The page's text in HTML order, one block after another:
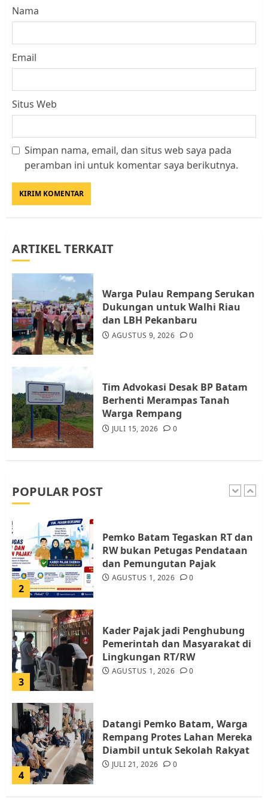
Nama
Email
Situs Web
Simpan nama, email, dan situs web saya pada
peramban ini untuk komentar saya berikutnya.
ARTIKEL TERKAIT
Warga Pulau Rempang Serukan
Dukungan untuk Walhi Riau
dan LBH Pekanbaru
AGUSTUS 9, 2026 0
Tim Advokasi Desak BP Batam
Berhenti Merampas Tanah
Warga Rempang
JULI 15, 2026 0
POPULAR POST
Kader Pajak jadi Penghubung
4
Datangi Pemko Batam, Warga
JULI 21, 2026 0
5
Resahkan Warga
JULI 17, 2026 0
1
2
Pemko Batam Tegaskan RT dan
RW bukan Petugas Pendataan
dan Pemungutan Pajak
AGUSTUS 1, 2026 0
3
Kader Pajak jadi Penghubung
Pemerintah dan Masyarakat di
Lingkungan RT/RW
AGUSTUS 1, 2026 0
4
Datangi Pemko Batam, Warga
Rempang Protes Lahan Mereka
Diambil untuk Sekolah Rakyat
JULI 21, 2026 0